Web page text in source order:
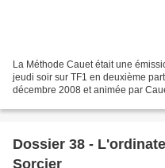
La Méthode Cauet était une
jeudi soir sur TF1 en deuxième
décembre 2008 et animée par
Dossier 38 -
Sorcier